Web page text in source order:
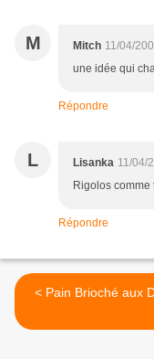
M Mitch 11/04/
une idée qui
Répondre
L Lisanka 11/04/
Rigolos
Répondre
< Pain Brioché aux